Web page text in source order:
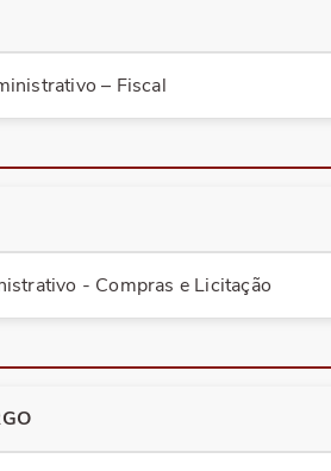
– Fiscal
- Compras e Licitação